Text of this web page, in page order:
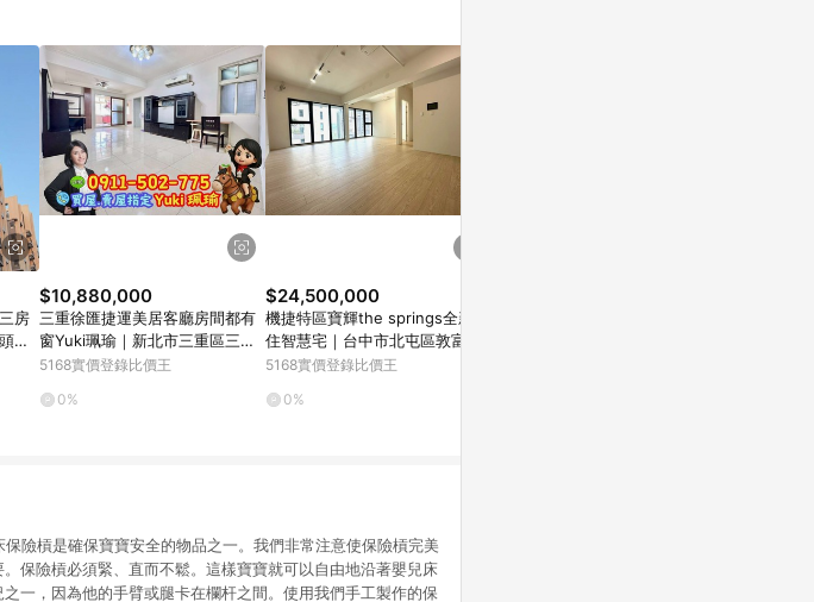
房
家
$10,880,000
三重徐匯捷運美居客廳房間都有
窗Yuki珮瑜｜新北市三重區三和
路四段
5168實價登錄比價王
0%
$24,500,000
機捷特區寶輝the springs全新未
住智慧宅｜台中市北屯區敦富路
5168實價登錄比價王
0%
險槓是確保寶寶安全的物品之一。我們非常注意使保險槓完美
保險槓必須緊、直而不鬆。這樣寶寶就可以自由地沿著嬰兒床
一，因為他的手臂或腿卡在欄杆之間。使用我們手工製作的保